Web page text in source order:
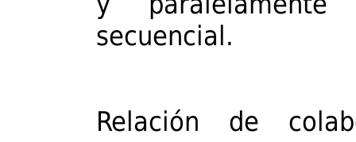
secuencial.
Relación de